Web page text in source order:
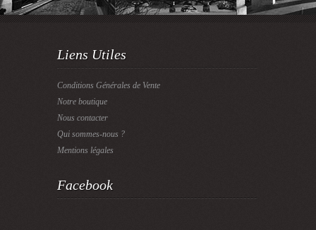
Liens Utiles
Conditions Générales de Vente
Notre boutique
Nous contacter
Qui sommes-nous ?
Mentions légales
Facebook